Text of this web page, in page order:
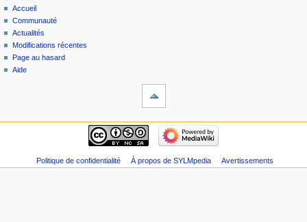
Accueil
Communauté
Actualités
Modifications récentes
Page au hasard
Aide
Politique de confidentialité À propos de SYLMpedia Avertissements